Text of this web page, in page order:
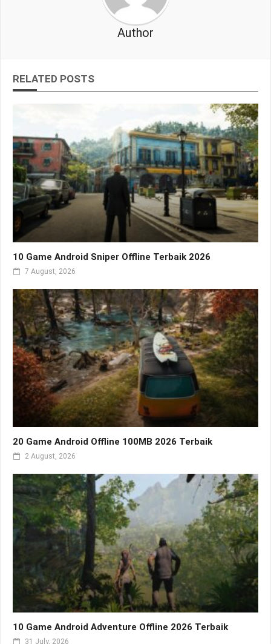
Author
RELATED POSTS
10 Game Android Sniper Offline Terbaik 2026
7 August, 2026
20 Game Android Offline 100MB 2026 Terbaik
2 August, 2026
10 Game Android Adventure Offline 2026 Terbaik
31 July, 2026